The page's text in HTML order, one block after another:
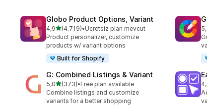
Globo Product Options, Variant
4,95 yıldız üzerinden
(4.719)
toplam 4719 değerlendirme
•Ücretsiz plan mevcut
Product personalizer, customize
products w/ variant options
Built for Shopify
G: Combined Listings & Variant
5,05 yıldız üzerinden
(373)
toplam 373 değerlendirme
•Free plan available
Combine listings and customize
variants for a better shopping